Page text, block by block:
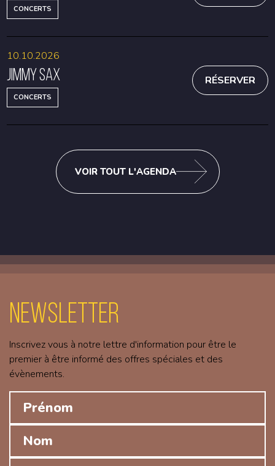
CONCERTS
Jimmy Sax
CONCERTS
10.10.2026
RÉSERVER
VOIR TOUT L'AGENDA
Newsletter
Inscrivez vous à notre lettre d'information pour être le
premier à être informé des offres spéciales et des
évènements.